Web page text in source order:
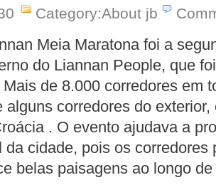
Category:About jb
Meia Maratona foi a
do Liannan People, que
de 8.000 corredores em
alguns corredores do
. O evento ajudava a
da cidade, pois os corredores
belas paisagens ao longo